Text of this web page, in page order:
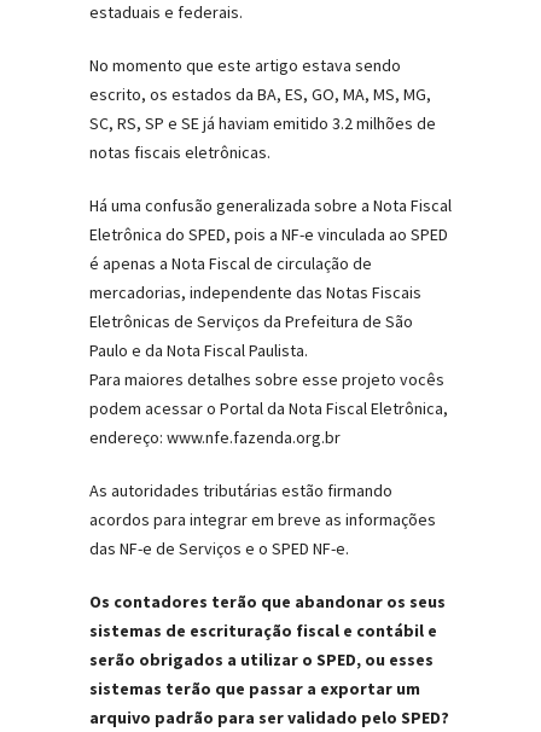
estaduais e federais.
No momento que este artigo estava sendo
escrito, os estados da BA, ES, GO, MA, MS, MG,
SC, RS, SP e SE já haviam emitido 3.2 milhões de
notas fiscais eletrônicas.
Há uma confusão generalizada sobre a Nota Fiscal
Eletrônica do SPED, pois a NF-e vinculada ao SPED
é apenas a Nota Fiscal de circulação de
mercadorias, independente das Notas Fiscais
Eletrônicas de Serviços da Prefeitura de São
Paulo e da Nota Fiscal Paulista.
Para maiores detalhes sobre esse projeto vocês
podem acessar o Portal da Nota Fiscal Eletrônica,
endereço: www.nfe.fazenda.org.br
As autoridades tributárias estão firmando
acordos para integrar em breve as informações
das NF-e de Serviços e o SPED NF-e.
Os contadores terão que abandonar os seus
sistemas de escrituração fiscal e contábil e
serão obrigados a utilizar o SPED, ou esses
sistemas terão que passar a exportar um
arquivo padrão para ser validado pelo SPED?